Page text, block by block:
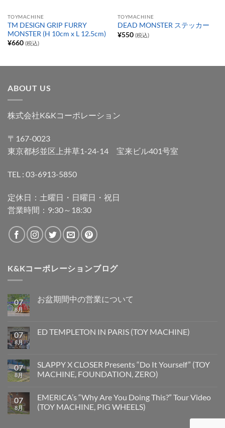
TOYMACHINE
TM DESIGN GRIP FURRY
MONSTER (H 10cm x L 12.5cm)
¥660 (税込)
TOYMACHINE
DEAD MONSTER ステッカー
¥550 (税込)
ABOUT US
株式会社K&Kコーポレーション
〒167-0023
東京都杉並区上井草1-24-14 宝来ビル401号室
TEL : 03-6913-5850
定休日：土曜日・日曜日・祝日
営業時間：9:30～18:30
K&Kコーポレーションブログ
07
8月
お盆期間中の営業について
07
8月
ED TEMPLETON IN PARIS (TOY MACHINE)
07
8月
SLAPPY X CLOSER Presents “Do It Yourself” (TOY
MACHINE, FOUNDATION, ZERO)
07
8月
EMERICA’s “Why Are You Doing This?” Tour Video
(TOY MACHINE, PIG WHEELS)